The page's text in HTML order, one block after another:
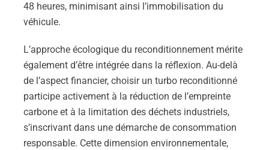
48 heures, minimisant ainsi l’immobilisation du
véhicule.
L’approche écologique du reconditionnement mérite
également d’être intégrée dans la réflexion. Au-delà
de l’aspect financier, choisir un turbo reconditionné
participe activement à la réduction de l’empreinte
carbone et à la limitation des déchets industriels,
s’inscrivant dans une démarche de consommation
responsable. Cette dimension environnementale,